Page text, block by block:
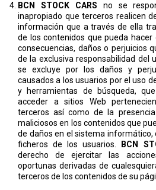
BCN STOCK CARS no se
inapropiado que terceros realicen
información que a través de ella
de los contenidos que pueda
consecuencias, daños o perjuicios
de la exclusiva responsabilidad del
se excluye por los daños y
causados a los usuarios por el uso
y herramientas de búsqueda,
acceder a sitios Web
terceros así como de la
maliciosos en los contenidos que
de daños en el sistema
ficheros de los usuarios.
BCN
derecho de ejercitar las
oportunas derivadas de
terceros de los contenidos de su